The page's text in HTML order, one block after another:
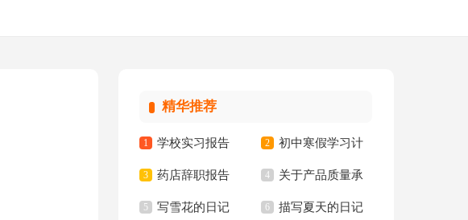
精华推荐
1 学校实习报告 2 初中寒假学习计
划15篇
3 药店辞职报告 4 关于产品质量承
诺书范文集锦八篇
5 写雪花的日记 6 描写夏天的日记